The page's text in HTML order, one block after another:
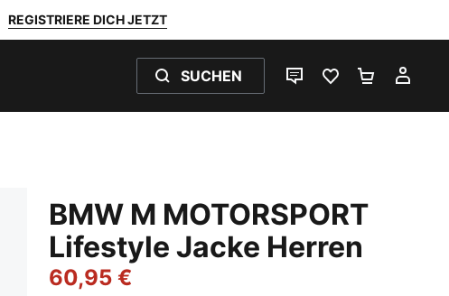
REGISTRIERE DICH JETZT
SUCHEN
LIVE-CHATFAVORITEN 0
BMW M MOTORSPORT
Lifestyle Jacke Herren
60,95 €